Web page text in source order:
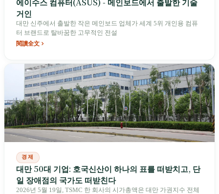
거인
대만 신주에서 출발한 작은 메인보드 업체가 세계 5위 개인용 컴퓨
터 브랜드로 탈바꿈한 고무적인 전설
閱讀全文
경제
대만 50대 기업: 호국신산이 하나의 표를 떠받치고, 단
일 장애점의 국가도 떠받친다
2026년 5월 19일, TSMC 한 회사의 시가총액은 대만 가권지수 전체